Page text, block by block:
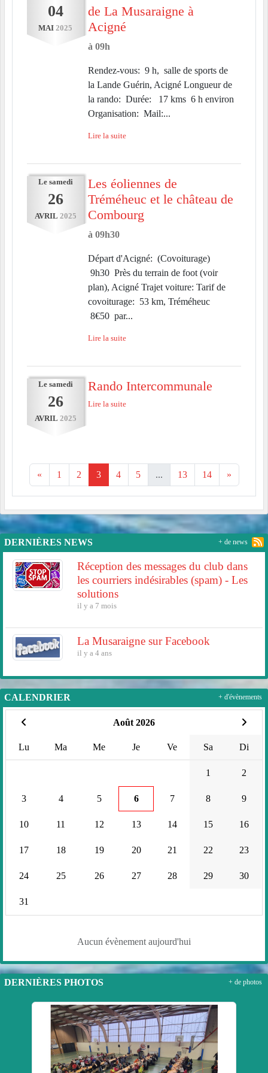
04
MAI 2025
de La Musaraigne à
Acigné
à 09h
Rendez-vous: 9 h, salle de sports de
la Lande Guérin, Acigné Longueur de
la rando: Durée: 17 kms 6 h environ
Organisation: Mail:...
Lire la suite
Le samedi
26
AVRIL 2025
Les éoliennes de
Tréméheuc et le château de
Combourg
à 09h30
Départ d'Acigné: (Covoiturage)
9h30 Près du terrain de foot (voir
plan), Acigné Trajet voiture: Tarif de
covoiturage: 53 km, Tréméheuc
8€50 par...
Lire la suite
Le samedi
26
AVRIL 2025
Rando Intercommunale
Lire la suite
« 1 2 3 4 5 ... 13 14 »
DERNIÈRES NEWS
Réception des messages du club dans
les courriers indésirables (spam) - Les
solutions
il y a 7 mois
La Musaraigne sur Facebook
il y a 4 ans
+ de news
CALENDRIER
Août 2026
Lu Ma Me Je Ve Sa Di
1 2
3 4 5 6 7 8 9
10 11 12 13 14 15 16
17 18 19 20 21 22 23
24 25 26 27 28 29 30
31
Aucun évènement aujourd'hui
+ d'évènements
DERNIÈRES PHOTOS + de photos